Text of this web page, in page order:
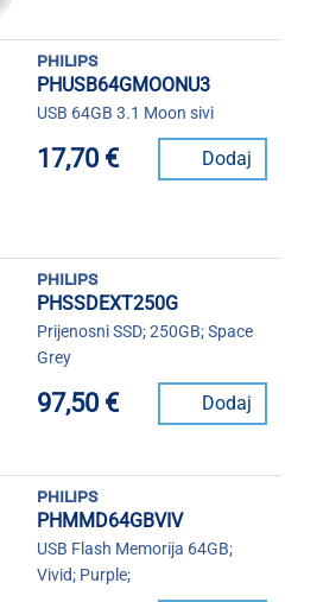
philips
PHUSB64GMOONU3
USB 64GB 3.1 Moon sivi
17,70 € Dodaj
philips
PHSSDEXT250G
Prijenosni SSD; 250GB; Space
Grey
97,50 € Dodaj
philips
PHMMD64GBVIV
USB Flash Memorija 64GB;
Vivid; Purple;